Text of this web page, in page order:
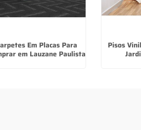
Em Placas Para
em Lauzane Paulista
Pisos